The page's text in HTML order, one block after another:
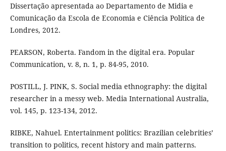
Dissertação apresentada ao Departamento de Midia e
Comunicação da Escola de Economia e Ciência Política de
Londres, 2012.
PEARSON, Roberta. Fandom in the digital era. Popular
Communication, v. 8, n. 1, p. 84-95, 2010.
POSTILL, J. PINK, S. Social media ethnography: the digital
researcher in a messy web. Media International Australia,
vol. 145, p. 123-134, 2012.
RIBKE, Nahuel. Entertainment politics: Brazilian celebrities’
transition to politics, recent history and main patterns.